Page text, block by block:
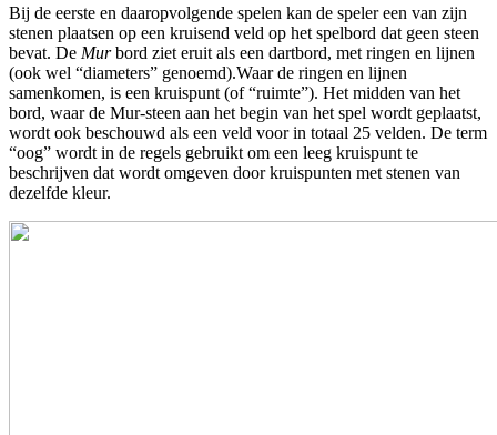
Bij de eerste en daaropvolgende spelen kan de speler een van zijn
stenen plaatsen op een kruisend veld op het spelbord dat geen steen
bevat. De Murbord ziet eruit als een dartbord, met ringen en lijnen
(ook wel “diameters” genoemd).Waar de ringen en lijnen
samenkomen, is een kruispunt (of “ruimte”). Het midden van het
bord, waar de Mur-steen aan het begin van het spel wordt geplaatst,
wordt ook beschouwd als een veld voor in totaal 25 velden. De term
“oog” wordt in de regels gebruikt om een ​​leeg kruispunt te
beschrijven dat wordt omgeven door kruispunten met stenen van
dezelfde kleur.